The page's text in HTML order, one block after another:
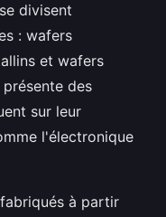
divisent
: wafers
et wafers
des
sur leur
l'électronique
à partir